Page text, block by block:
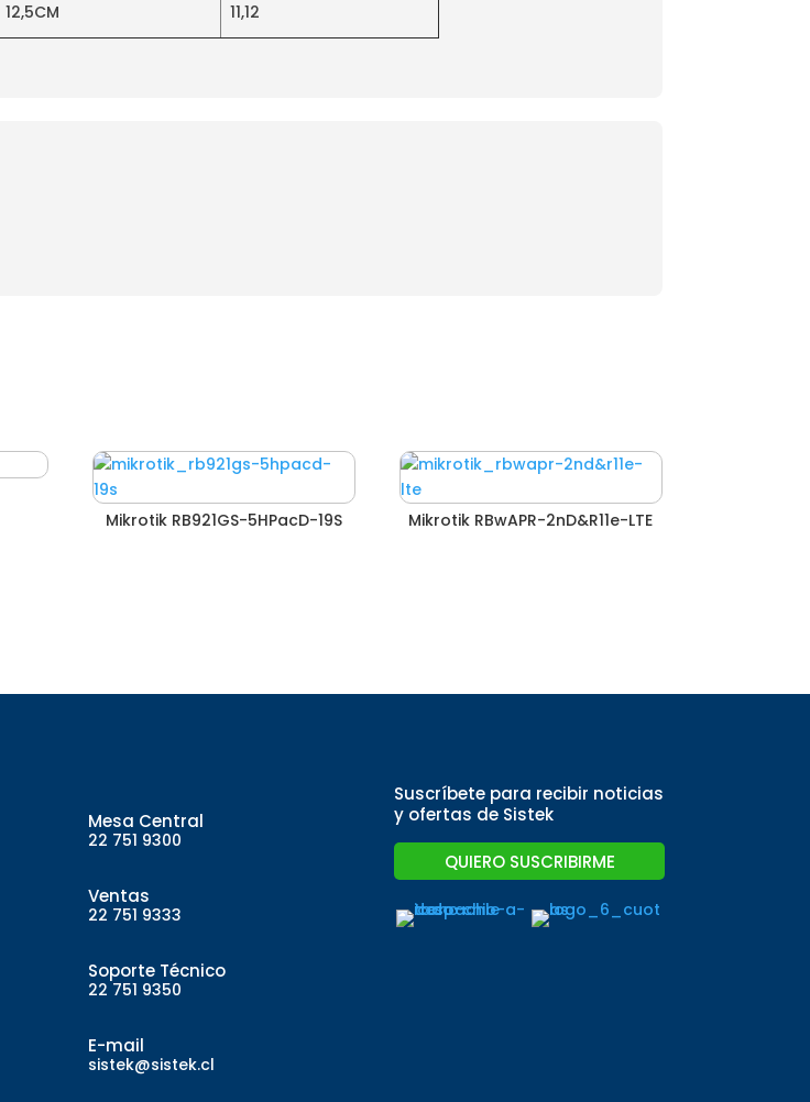
12,5CM 11,12
Mikrotik RB921GS-5HPacD-19S
Mikrotik RBwAPR-2nD&R11e-LTE
Mesa Central
22 751 9300
Ventas
22 751 9333
Soporte Técnico
22 751 9350
E-mail
sistek@sistek.cl
Suscríbete para recibir noticias
y ofertas de Sistek
QUIERO SUSCRIBIRME